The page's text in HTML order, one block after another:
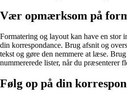
Vær opmærksom på
Formatering og layout kan have en stor
din korrespondance. Brug afsnit og
tekst og gøre den nemmere at læse.
nummererede lister, når du præsenterer
Følg op på din